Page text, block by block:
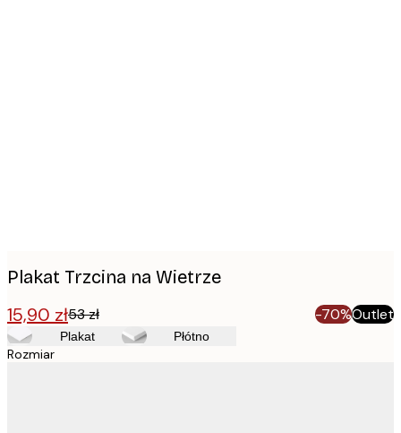
Plakat Trzcina na Wietrze
15,90 zł53 zł -70%Outlet
Plakat Płótno
Rozmiar